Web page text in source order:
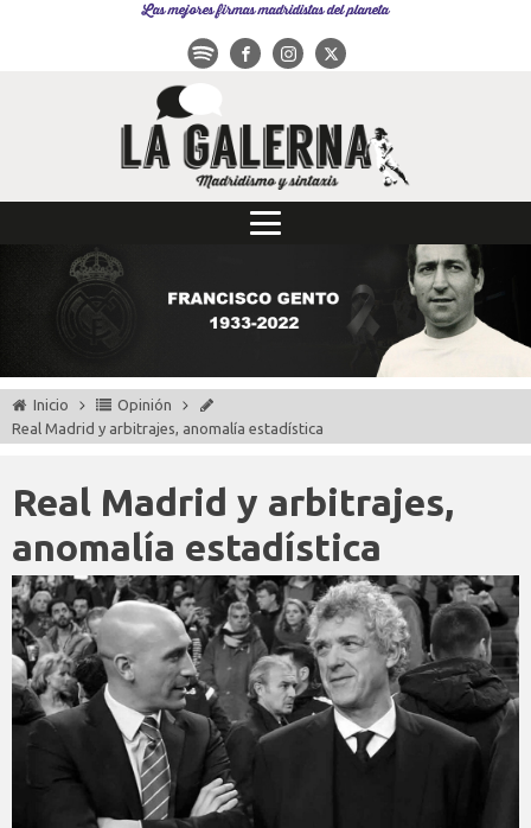
Las mejores firmas madridistas del planeta
Inicio
Opinión
Real Madrid y arbitrajes, anomalía estadística
Real Madrid y arbitrajes,
anomalía estadística